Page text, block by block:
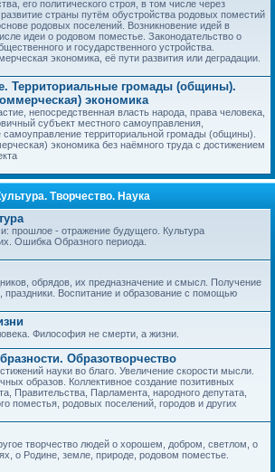
его политического строя, в том числе через
страны путём обустройства родовых поместий
родовых поселений. Возникновение идей в
идеи о родовом поместье. Законодательство о
и государственного устройства.
экономика, её пути развития или деградации.
Территориальные громады (общины).
экономика
непосредственная власть народа, права человека,
субъект местного самоуправления,
самоуправление территориальной громады (общины).
экономика без наёмного труда с достижением
Творчество. Наука
прошлое - отражение будущего. Культура
Ошибка Образного периода.
обрядов, их предназначение и смысл. Получение
праздники. Воспитание и образование с помощью
Философия не смерти, а жизни.
Образотворчество
науки во благо. Увеличение скорости мысли.
образов. Коллективное создание позитивных
Правительства, Парламента, народного депутата,
поместья, родовых поселений, городов и других
творчество людей о хорошем, добром, светлом, о
о Родине, земле, природе, родовом поместье.